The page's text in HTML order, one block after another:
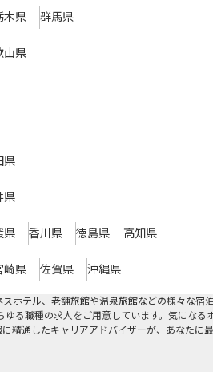
木県 群馬県
山県
県
県
県 香川県 徳島県 高知県
崎県 佐賀県 沖縄県
ホテル、老舗旅館や温泉旅館などの様々な宿
る職種の求人をご用意しています。気にな
通したキャリアアドバイザーが、あなたに